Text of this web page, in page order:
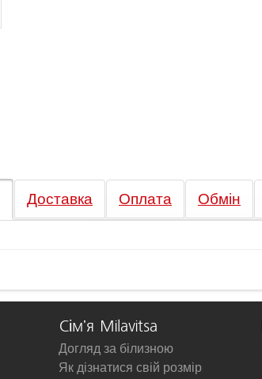
Доставка Оплата Обмін
Сім'я Milavitsa
Догляд за білизною
Як дізнатися свій розмір